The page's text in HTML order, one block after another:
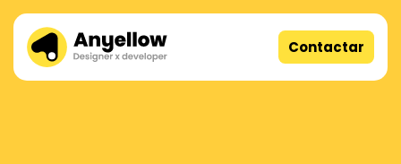
Contactar